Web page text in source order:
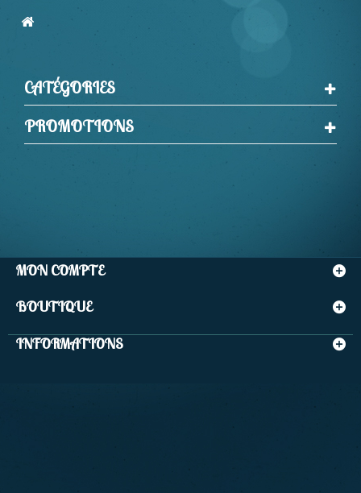
CATÉGORIES
PROMOTIONS
MON COMPTE
BOUTIQUE
INFORMATIONS